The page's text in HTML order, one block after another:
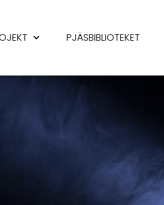
PJÄSBIBLIOTEKET